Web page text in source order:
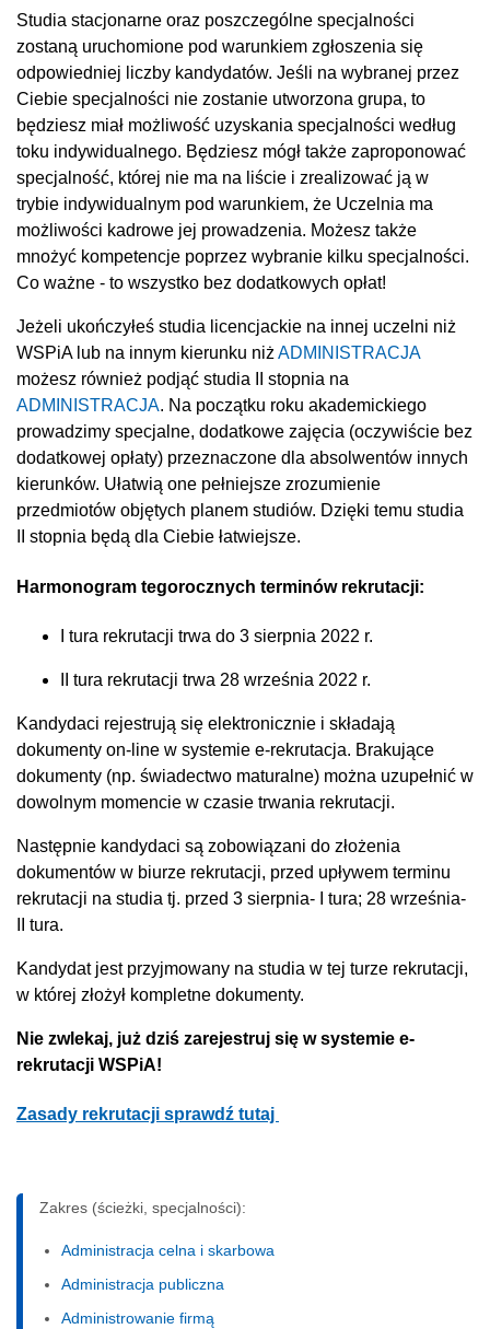
Studia stacjonarne oraz poszczególne specjalności
zostaną uruchomione pod warunkiem zgłoszenia się
odpowiedniej liczby kandydatów. Jeśli na wybranej przez
Ciebie specjalności nie zostanie utworzona grupa, to
będziesz miał możliwość uzyskania specjalności według
toku indywidualnego. Będziesz mógł także zaproponować
specjalność, której nie ma na liście i zrealizować ją w
trybie indywidualnym pod warunkiem, że Uczelnia ma
możliwości kadrowe jej prowadzenia. Możesz także
mnożyć kompetencje poprzez wybranie kilku specjalności.
Co ważne - to wszystko bez dodatkowych opłat!
Jeżeli ukończyłeś studia licencjackie na innej uczelni niż
WSPiA lub na innym kierunku niż ADMINISTRACJA
możesz również podjąć studia II stopnia na
ADMINISTRACJA. Na początku roku akademickiego
prowadzimy specjalne, dodatkowe zajęcia (oczywiście bez
dodatkowej opłaty) przeznaczone dla absolwentów innych
kierunków. Ułatwią one pełniejsze zrozumienie
przedmiotów objętych planem studiów. Dzięki temu studia
II stopnia będą dla Ciebie łatwiejsze.
Harmonogram tegorocznych terminów rekrutacji:
I tura rekrutacji trwa do 3 sierpnia 2022 r.
II tura rekrutacji trwa 28 września 2022 r.
Kandydaci rejestrują się elektronicznie i składają
dokumenty on-line w systemie e-rekrutacja. Brakujące
dokumenty (np. świadectwo maturalne) można uzupełnić w
dowolnym momencie w czasie trwania rekrutacji.
Następnie kandydaci są zobowiązani do złożenia
dokumentów w biurze rekrutacji, przed upływem terminu
rekrutacji na studia tj. przed 3 sierpnia- I tura; 28 września-
II tura.
Kandydat jest przyjmowany na studia w tej turze rekrutacji,
w której złożył kompletne dokumenty.
Nie zwlekaj, już dziś zarejestruj się w systemie e-
rekrutacji WSPiA!
Zasady rekrutacji sprawdź tutaj
Zakres (ścieżki, specjalności):
Administracja celna i skarbowa
Administracja publiczna
Administrowanie firmą